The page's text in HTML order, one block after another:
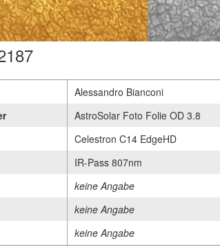
Alessandro Bianconi
AstroSolar Foto Folie OD 3.8
Celestron C14 EdgeHD
IR-Pass 807nm
keine Angabe
keine Angabe
keine Angabe